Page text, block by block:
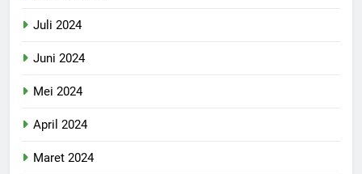
Juli 2024
Juni 2024
Mei 2024
April 2024
Maret 2024